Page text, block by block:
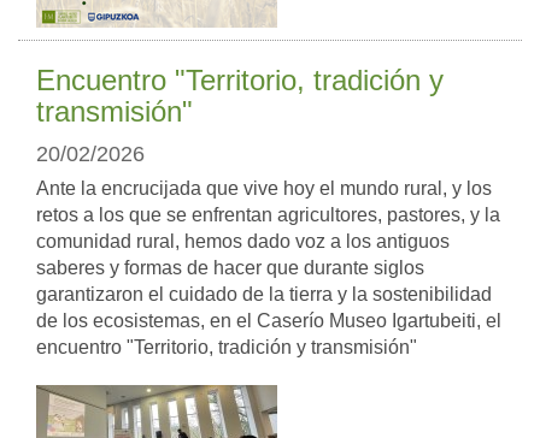
Encuentro "Territorio, tradición y
transmisión"
20/02/2026
Ante la encrucijada que vive hoy el mundo rural, y los
retos a los que se enfrentan agricultores, pastores, y la
comunidad rural, hemos dado voz a los antiguos
saberes y formas de hacer que durante siglos
garantizaron el cuidado de la tierra y la sostenibilidad
de los ecosistemas, en el Caserío Museo Igartubeiti, el
encuentro "Territorio, tradición y transmisión"